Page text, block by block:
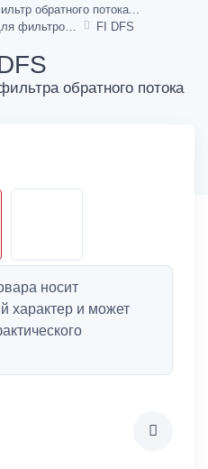
обратного потока
FI DFS
обратного потока
носит
характер и может